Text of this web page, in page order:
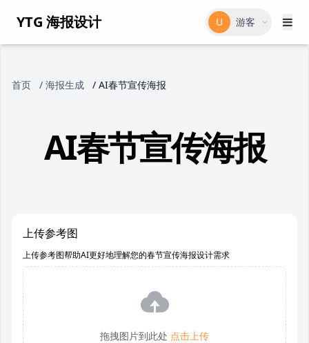
YTG 海报设计 U 游客
首页 / 海报生成 / AI春节宣传海报
AI春节宣传海报
上传参考图
上传参考图帮助AI更好地理解您的春节宣传海报设计需求
拖拽图片到此处 点击上传